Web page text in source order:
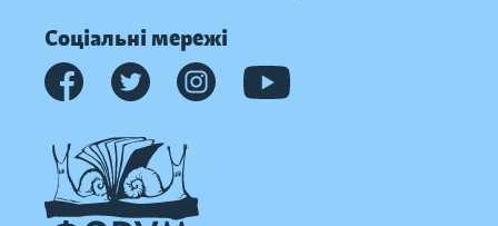
Соціальні мережі